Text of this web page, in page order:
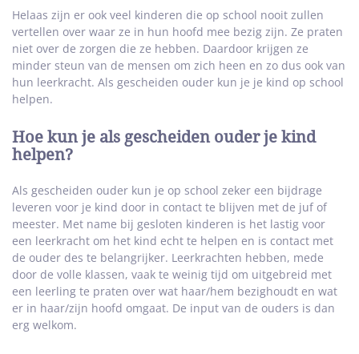
Helaas zijn er ook veel kinderen die op school nooit zullen
vertellen over waar ze in hun hoofd mee bezig zijn. Ze praten
niet over de zorgen die ze hebben. Daardoor krijgen ze
minder steun van de mensen om zich heen en zo dus ook van
hun leerkracht. Als gescheiden ouder kun je je kind op school
helpen.
Hoe kun je als gescheiden ouder je kind
helpen?
Als gescheiden ouder kun je op school zeker een bijdrage
leveren voor je kind door in contact te blijven met de juf of
meester. Met name bij gesloten kinderen is het lastig voor
een leerkracht om het kind echt te helpen en is contact met
de ouder des te belangrijker. Leerkrachten hebben, mede
door de volle klassen, vaak te weinig tijd om uitgebreid met
een leerling te praten over wat haar/hem bezighoudt en wat
er in haar/zijn hoofd omgaat. De input van de ouders is dan
erg welkom.